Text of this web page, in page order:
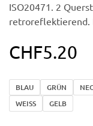
ISO20471. 2
retroreflektierend.
CHF5.20
BLAU GRÜN
WEISS
GELB